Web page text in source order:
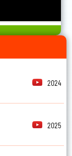
2024
2025